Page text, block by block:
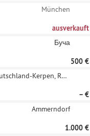
München
ausverkauft
Буча
500 €
Deutschland-Kerpen, Rheinland
– €
Ammerndorf
1.000 €